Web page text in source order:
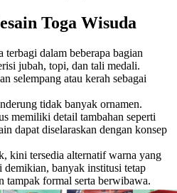
Toga Wisuda
terbagi dalam beberapa bagian
jubah, topi, dan tali medali.
selempang atau kerah sebagai
tidak banyak ornamen.
memiliki detail tambahan seperti
dapat diselaraskan dengan konsep
kini tersedia alternatif warna yang
demikian, banyak institusi tetap
tampak formal serta berwibawa.